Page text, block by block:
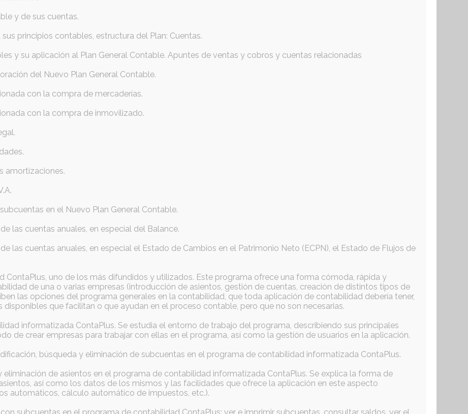
y de sus cuentas.
principios contables, estructura del Plan: Cuentas.
y su aplicación al Plan General Contable. Apuntes de ventas y cobros y cuentas relacionadas
del Nuevo Plan General Contable.
con la compra de mercaderías.
con la compra de inmovilizado.
amortizaciones.
en el Nuevo Plan General Contable.
las cuentas anuales, en especial del Balance.
las cuentas anuales, en especial el Estado de Cambios en el Patrimonio Neto (ECPN), el Estado de Flujos de
ContaPlus, uno de los más difundidos y utilizados. Este programa ofrece una forma cómoda, rápida y
de una o varias empresas (introducción de asientos, gestión de cuentas, creación de distintos tipos de
las opciones del programa generales en la contabilidad, que toda aplicación de contabilidad debería tener,
que facilitan o que ayudan en el proceso contable, pero que no son necesarias.
informatizada ContaPlus. Se estudia el entorno de trabajo del programa, describiendo sus principales
de crear empresas para trabajar con ellas en el programa, así como la gestión de usuarios en la aplicación.
búsqueda y eliminación de subcuentas en el programa de contabilidad informatizada ContaPlus.
eliminación de asientos en el programa de contabilidad informatizada ContaPlus. Se explica la forma de
así como los datos de los mismos y las facilidades que ofrece la aplicación en este aspecto
automáticos, cálculo automático de impuestos, etc.).